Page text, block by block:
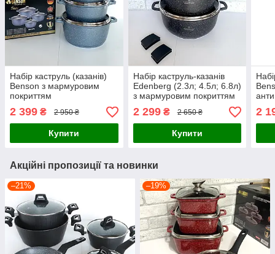
Набір каструль (казанів)
Benson з мармуровим
покриттям
2 399 ₴ 2 950 ₴
Купити
Набір каструль-казанів
Edenberg (2.3л; 4.5л; 6.8л)
з мармуровим покриттям
2 299₴ 2 650 ₴
Купити
2
Акційні пропозиції та новинки
–21% –19%